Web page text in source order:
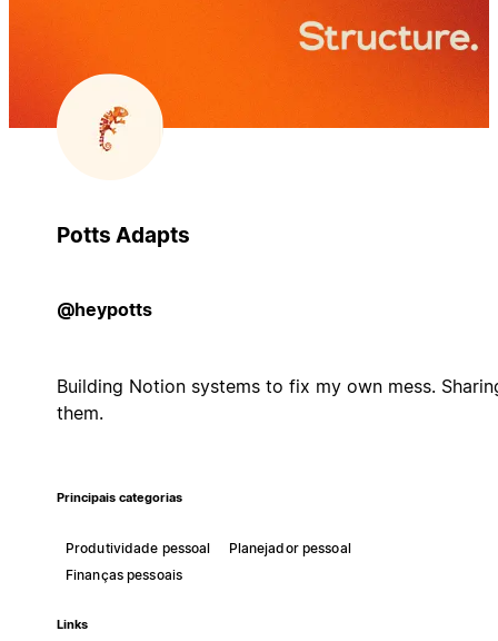
Potts Adapts
@heypotts
Building Notion systems to fix my own mess.
them.
Principais categorias
Produtividade pessoal
Planejador pessoal
Finanças pessoais
Links